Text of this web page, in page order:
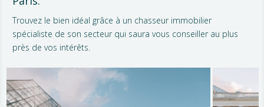
Trouvez le bien idéal grâce à un chasseur immobilier
spécialiste de son secteur qui saura vous conseiller au plus
près de vos intérêts.